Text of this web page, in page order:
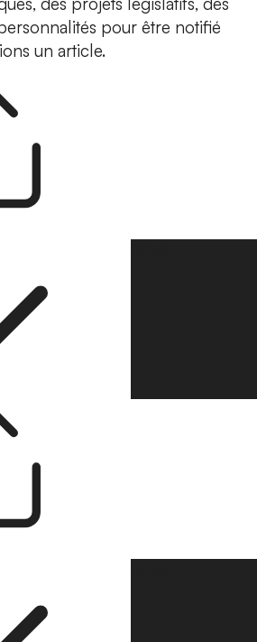
pour être notifié
un article.